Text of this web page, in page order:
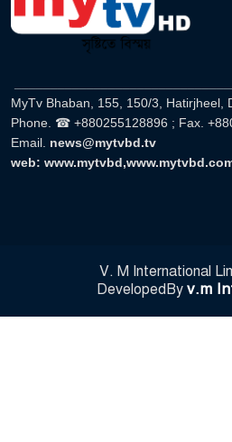
MyTv Bhaban, 155, 150/3, Hatirjheel,
Phone. ☎ +880255128896 ; Fax.
Email. news@mytvbd.tv
web:
V. M International
DevelopedBy v.m